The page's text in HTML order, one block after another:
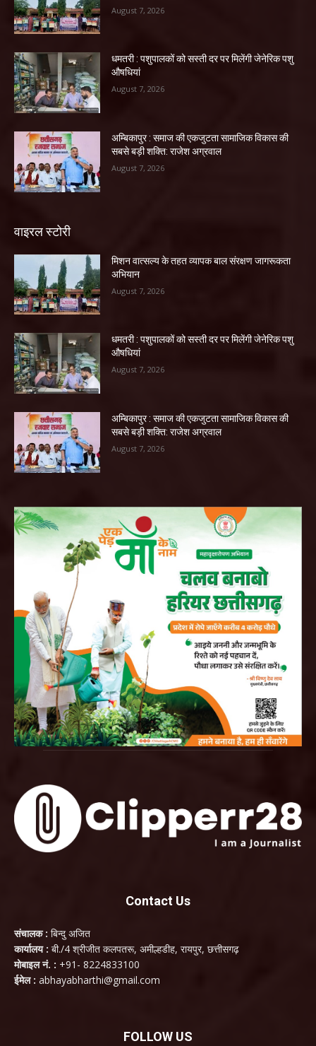
August 7, 2026
धमतरी : पशुपालकों को सस्ती दर पर मिलेंगी जेनेरिक पशु
औषधियां
August 7, 2026
अम्बिकापुर : समाज की एकजुटता सामाजिक विकास की
सबसे बड़ी शक्ति: राजेश अग्रवाल
August 7, 2026
वाइरल स्टोरी
मिशन वात्सल्य के तहत व्यापक बाल संरक्षण जागरूकता
अभियान
August 7, 2026
धमतरी : पशुपालकों को सस्ती दर पर मिलेंगी जेनेरिक पशु
औषधियां
August 7, 2026
अम्बिकापुर : समाज की एकजुटता सामाजिक विकास की
सबसे बड़ी शक्ति: राजेश अग्रवाल
August 7, 2026
Contact Us
संचालक : बिन्दु अजित
कार्यालय : बी./4 श्रीजीत कलपतरू, अमील्हडीह, रायपुर, छत्तीसगढ़
मोबाइल नं. : +91- 8224833100
ईमेल : abhayabharthi@gmail.com
FOLLOW US